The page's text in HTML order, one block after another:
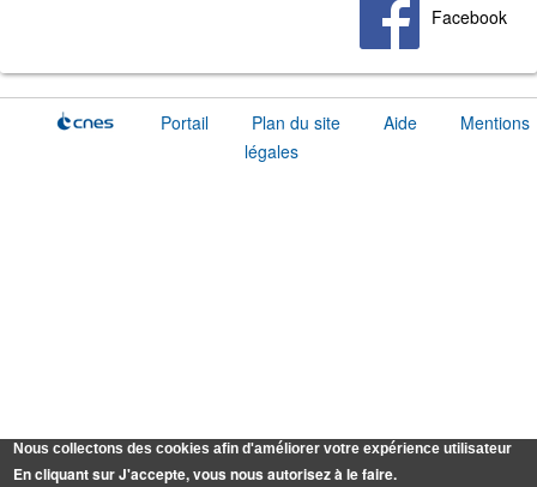
Facebook
Portail Plan du site Aide
Mentions
légales
Nous collectons des cookies afin d'améliorer votre expérience utilisateur
En cliquant sur J'accepte, vous nous autorisez à le faire.